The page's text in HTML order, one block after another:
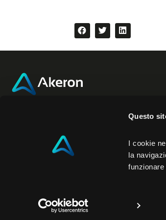
Questo
I cookie
la
Via Carlo Angeloni 45
55100, Lucca (LU) Italia